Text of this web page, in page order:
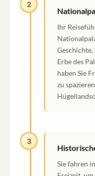
2
Ihr
Erbe des
haben Sie
zu
3
Sie fahren